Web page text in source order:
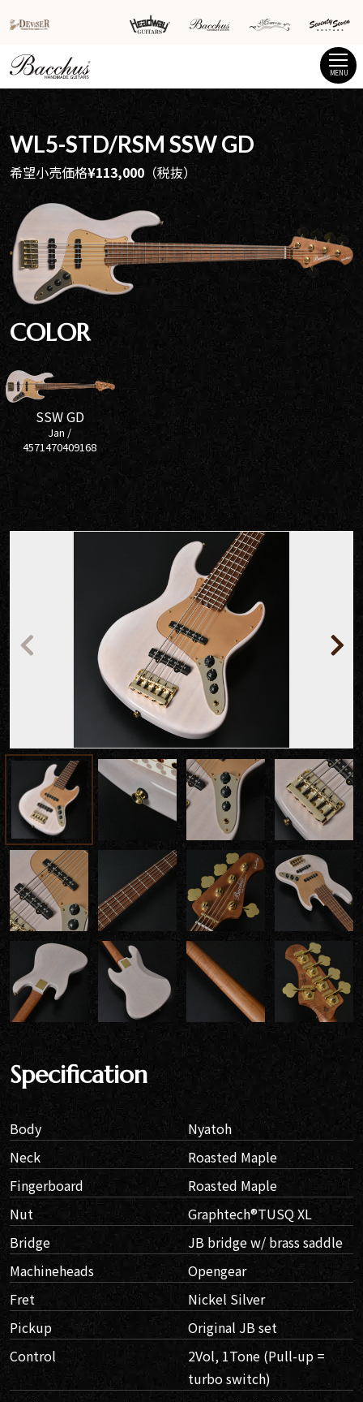
MENU
WL5-STD/RSM SSW GD
希望小売価格¥113,000 （税抜）
COLOR
SSW GD
Jan /
4571470409168
Specification
Body
Nyatoh
Neck
Roasted Maple
Fingerboard
Roasted Maple
Nut
Graphtech®TUSQ XL
Bridge
JB bridge w/ brass saddle
Machineheads
Opengear
Fret
Nickel Silver
Pickup
Original JB set
Control
2Vol, 1Tone (Pull-up =
turbo switch)